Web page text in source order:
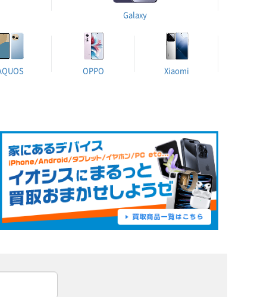
Galaxy
OPPO Xiaomi